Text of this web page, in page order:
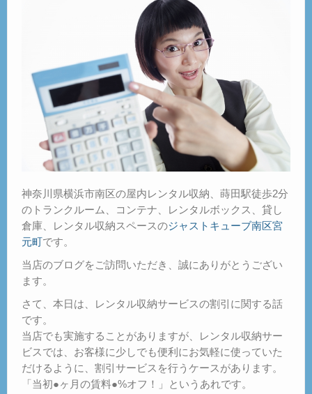
神奈川県横浜市南区の屋内レンタル収納、蒔田駅徒歩2分
のトランクルーム、コンテナ、レンタルボックス、貸し
倉庫、レンタル収納スペースのジャストキューブ南区宮
元町です。
当店のブログをご訪問いただき、誠にありがとうござい
ます。
さて、本日は、レンタル収納サービスの割引に関する話
です。
当店でも実施することがありますが、レンタル収納サー
ビスでは、お客様に少しでも便利にお気軽に使っていた
だけるように、割引サービスを行うケースがあります。
「当初●ヶ月の賃料●%オフ！」というあれです。